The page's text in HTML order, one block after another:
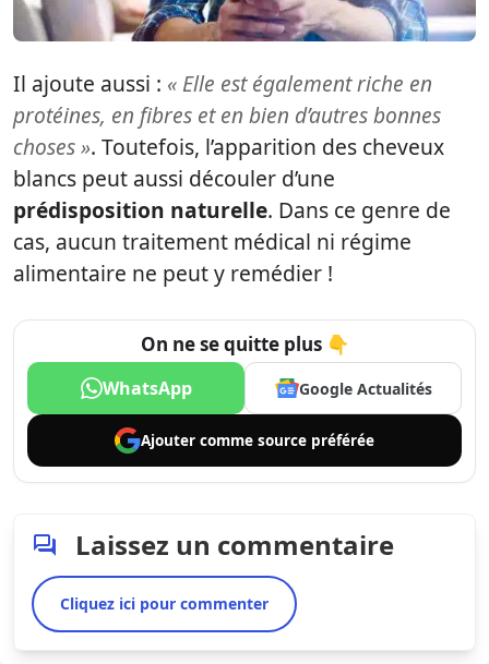
Il ajoute aussi : « Elle est également riche en
protéines, en fibres et en bien d’autres bonnes
choses ». Toutefois, l’apparition des cheveux
blancs peut aussi découler d’une
prédisposition naturelle. Dans ce genre de
cas, aucun traitement médical ni régime
alimentaire ne peut y remédier !
On ne se quitte plus 👇
WhatsApp Google Actualités
Ajouter comme source préférée
Laissez un commentaire
Cliquez ici pour commenter